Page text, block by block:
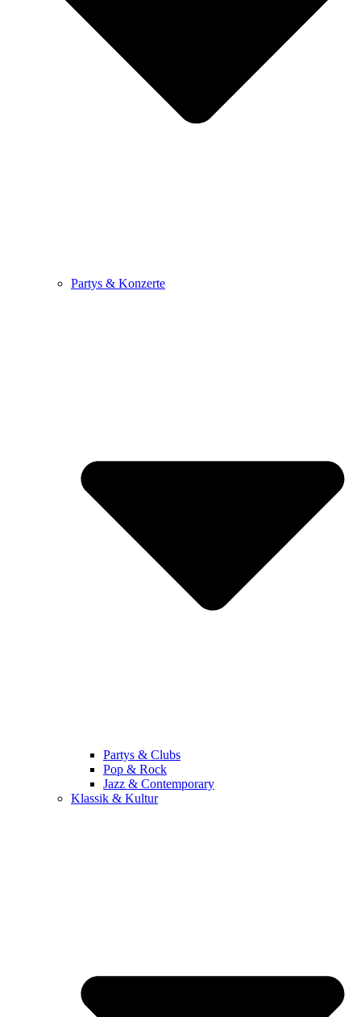
Partys & Konzerte
Partys & Clubs
Pop & Rock
Jazz & Contemporary
Klassik & Kultur